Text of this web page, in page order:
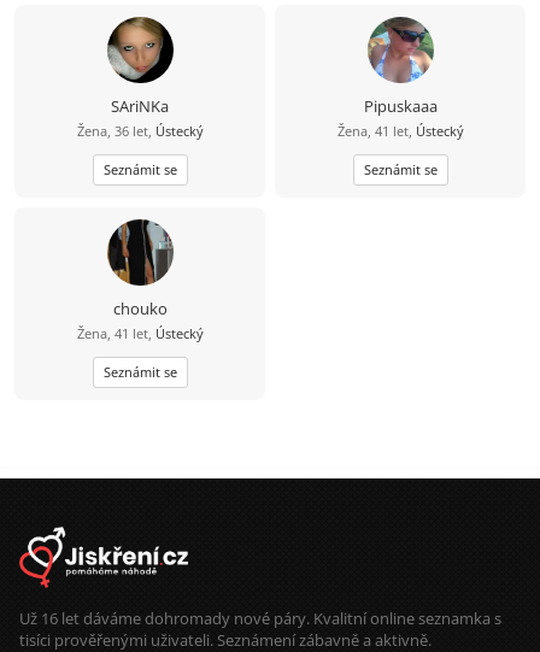
tu co má ráda
latex,gumu,kůži,vysoké podpadky a
ví co chce.
SAriNKa
Žena, 36 let, Ústecký
Seznámit se
Pipuskaaa
Žena, 41 let, Ústecký
Seznámit se
chouko
Žena, 41 let, Ústecký
Seznámit se
Už 16 let dáváme dohromady nové páry. Kvalitní online seznamka s
tisíci prověřenými uživateli. Seznámení zábavně a aktivně.